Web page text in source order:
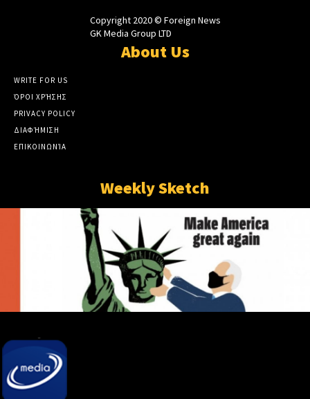
Copyright 2020 © Foreign News
GK Media Group LTD
About Us
WRITE FOR US
ΌΡΟΙ ΧΡΉΣΗΣ
PRIVACY POLICY
ΔΙΑΦΉΜΙΣΗ
ΕΠΙΚΟΙΝΩΝΊΑ
Weekly Sketch